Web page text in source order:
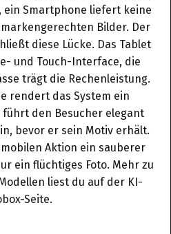
ein Smartphone liefert keine
Bilder. Der
diese Lücke. Das Tablet
und Touch-Interface, die
trägt die Rechenleistung.
rendert das System ein
den Besucher elegant
bevor er sein Motiv erhält.
Aktion ein sauberer
ein flüchtiges Foto. Mehr zu
liest du auf der KI-
Seite.